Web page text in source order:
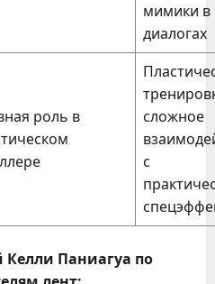
мимики в
диалогах
роль в
сложное
с
Келли Паниагуа по